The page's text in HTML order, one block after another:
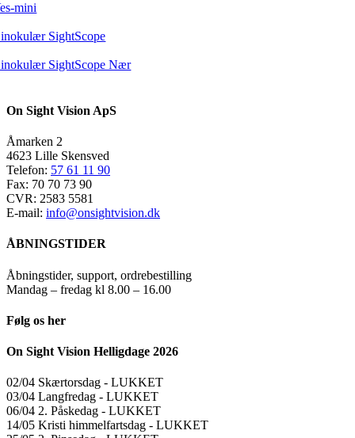
mini
SightScope
SightScope Nær
On Sight Vision ApS
Åmarken 2
4623 Lille Skensved
Telefon: 57 61 11 90
Fax: 70 70 73 90
CVR: 2583 5581
E-mail: info@onsightvision.dk
ÅBNINGSTIDER
Åbningstider, support, ordrebestilling
Mandag – fredag kl 8.00 – 16.00
Følg os her
On Sight Vision Helligdage 2026
02/04 Skærtorsdag ​​- LUKKET
03/04 Langfredag ​​- LUKKET
06/04 2. Påskedag ​​- LUKKET
14/05 Kristi himmelfartsdag ​​- LUKKET